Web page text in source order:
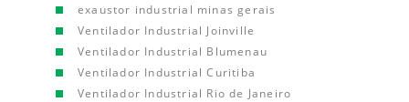
exaustor industrial minas gerais
Ventilador Industrial Joinville
Ventilador Industrial Blumenau
Ventilador Industrial Curitiba
Ventilador Industrial Rio de Janeiro